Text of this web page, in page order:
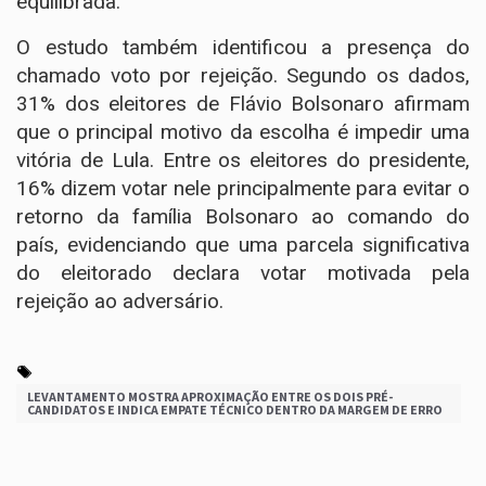
O estudo também identificou a presença do
chamado voto por rejeição. Segundo os dados,
31% dos eleitores de Flávio Bolsonaro afirmam
que o principal motivo da escolha é impedir uma
vitória de Lula. Entre os eleitores do presidente,
16% dizem votar nele principalmente para evitar o
retorno da família Bolsonaro ao comando do
país, evidenciando que uma parcela significativa
do eleitorado declara votar motivada pela
rejeição ao adversário.
LEVANTAMENTO MOSTRA APROXIMAÇÃO ENTRE OS DOIS PRÉ-
CANDIDATOS E INDICA EMPATE TÉCNICO DENTRO DA MARGEM DE ERRO